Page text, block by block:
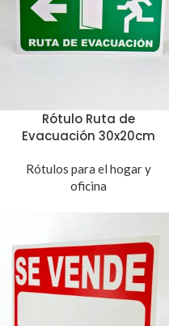
Rótulo Ruta de
Evacuación 30x20cm
Rótulos para el hogar y
oficina